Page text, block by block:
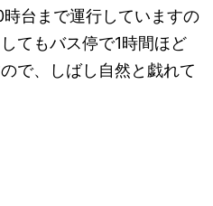
台まで運行していますの
てもバス停で1時間ほど
で、しばし自然と戯れて